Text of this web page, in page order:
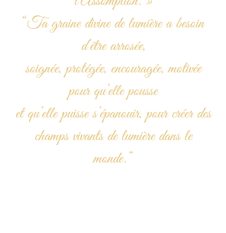
“Ta graine divine de lumière a besoin
d’être arrosée,
soignée, protégée, encouragée, motivée
pour qu’elle pousse
et qu’elle puisse s’épanouir, pour créer des
champs vivants de lumière dans le
monde.”